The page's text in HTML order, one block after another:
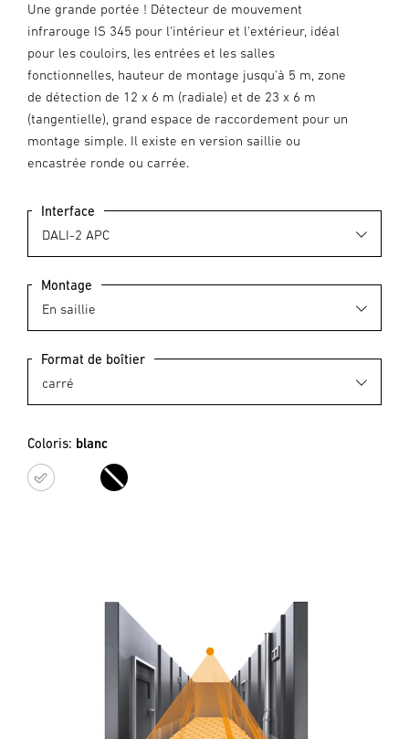
Une grande portée ! Détecteur de mouvement
infrarouge IS 345 pour l'intérieur et l'extérieur, idéal
pour les couloirs, les entrées et les salles
fonctionnelles, hauteur de montage jusqu'à 5 m, zone
de détection de 12 x 6 m (radiale) et de 23 x 6 m
(tangentielle), grand espace de raccordement pour un
montage simple. Il existe en version saillie ou
encastrée ronde ou carrée.
Interface
Montage
Format de boîtier
Coloris: blanc
blanc noir